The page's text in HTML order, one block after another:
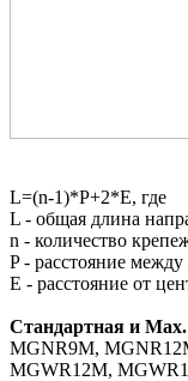
L=(n-1)*P+2*E, где
L - общая длина
n - количество
P - расстояние
E - расстояние от
Стандартная и Маx.
MGNR9M,
MGWR12M,